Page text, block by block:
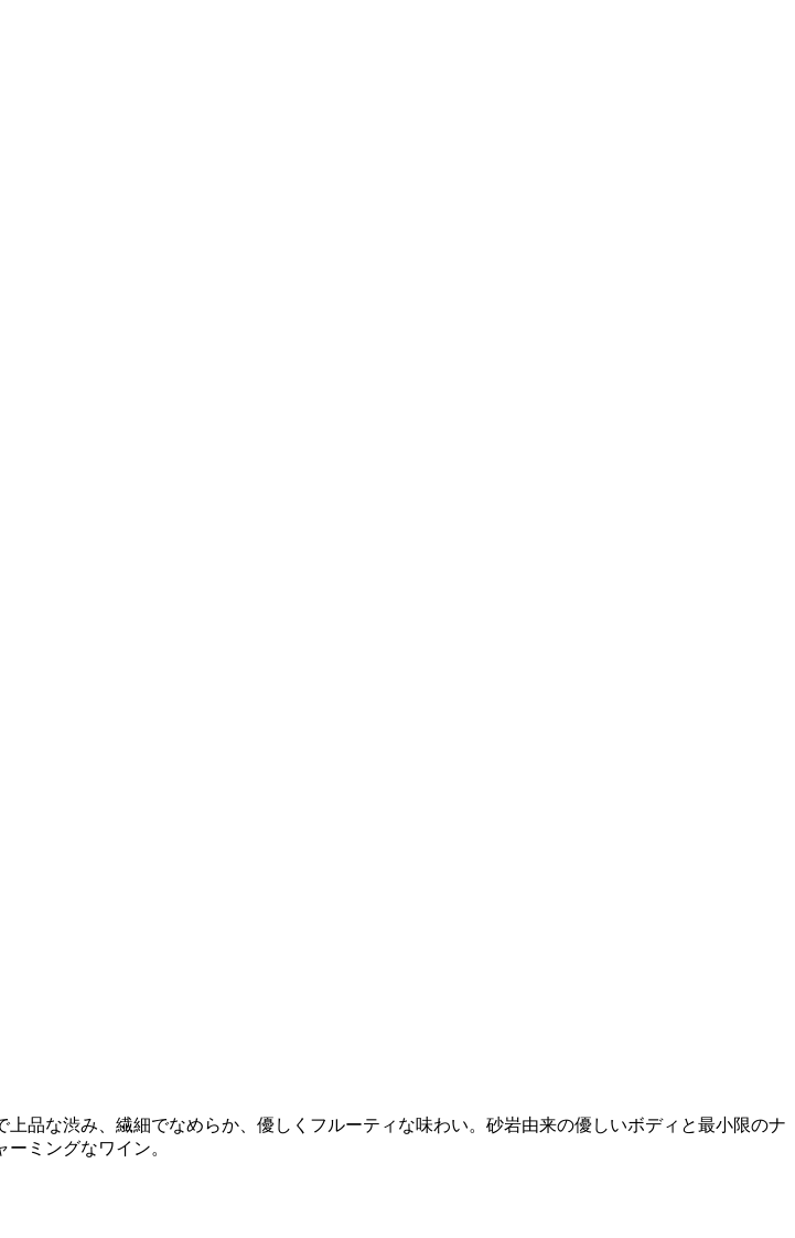
品な渋み、繊細でなめらか、優しくフルーティな味わい。砂岩由来の優しいボディと最小限のナ
ミングなワイン。